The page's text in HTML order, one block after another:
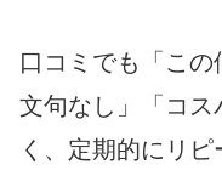
口コミでも「こ
文句なし」「コス
く、定期的にリ